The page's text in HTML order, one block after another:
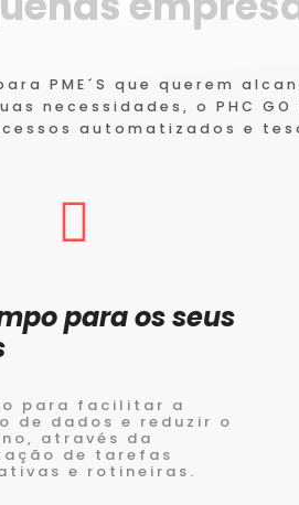
PME´S que querem
necessidades, o PHC
automatizados e
para os seus
para facilitar a
de dados e reduzir o
através da
de tarefas
e rotineiras.